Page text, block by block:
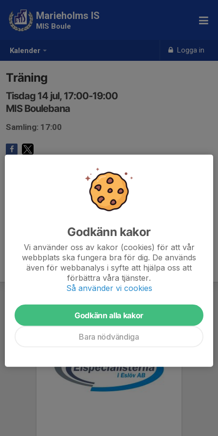
Kalender Logga in
Marieholms IS
MIS Boule
Träning
Tisdag 14 jul, 17:00-19:00
MIS Boulebana
Samling: 17:00
Godkänn kakor
Vi använder oss av kakor (cookies) för att vår
webbplats ska fungera bra för dig. De används
även för webbanalys i syfte att hjälpa oss att
förbättra våra tjänster.
Så använder vi cookies
Godkänn alla kakor
Bara nödvändiga